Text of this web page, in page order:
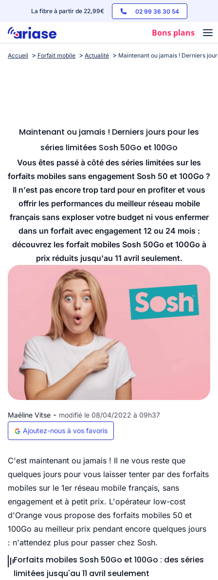
La fibre à partir de 22,99€ 02 99 36 30 54
Bons plans
Box internet
Streaming
Accueil Forfait mobile Actualité Maintenant ou jamais ! Derniers
Maintenant ou jamais ! Derniers jours pour les
séries limitées Sosh 50Go et 100Go
Vous êtes passé à côté des séries limitées sur les
forfaits mobiles sans engagement Sosh 50 et 100Go ?
Il n'est pas encore trop tard pour en profiter et vous
offrir les performances du meilleur réseau mobile
français sans exploser votre budget ni vous enfermer
dans un forfait avec engagement 12 ou 24 mois :
découvrez les forfait mobiles Sosh 50Go et 100Go à
prix réduits jusqu'au 11 avril seulement.
Maëline Vitse - modifié le 08/04/2022 à 09h37
Ajoutez-nous à vos favoris
C'est maintenant ou jamais ! Il ne vous reste que
quelques jours pour vous laisser tenter par des forfaits
mobiles sur le 1er réseau mobile français, sans
engagement et à petit prix. L'opérateur low-cost
d'Orange vous propose des forfaits mobiles 50 et
100Go au meilleur prix pendant encore quelques jours
: n'attendez plus pour passer chez Sosh.
Forfaits mobiles Sosh 50Go et 100Go : des séries
limitées jusqu'au 11 avril seulement